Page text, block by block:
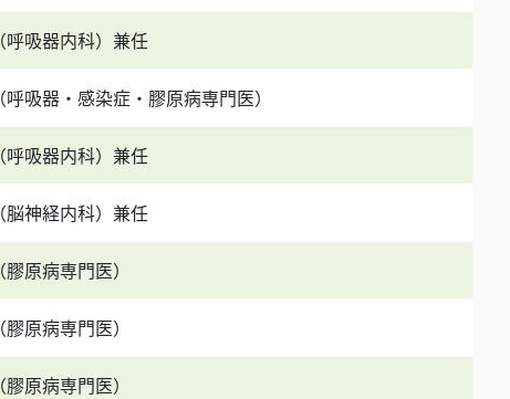
（呼吸器内科）兼任
（呼吸器・感染症・膠原病専門医）
（呼吸器内科）兼任
（脳神経内科）兼任
（膠原病専門医）
（膠原病専門医）
（膠原病専門医）